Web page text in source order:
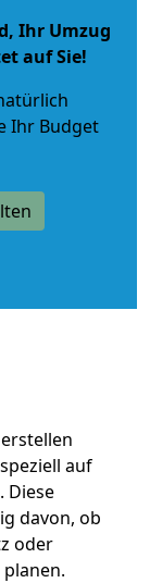
Ihr Umzug
auf Sie!
Ihr Budget
auf
Diese
davon, ob
oder